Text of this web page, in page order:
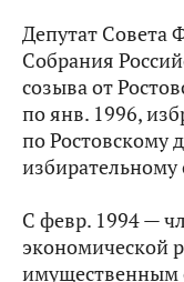
Депутат Совета
Собрания
созыва от
по янв. 1996,
по Ростовскому
С февр. 1994 —
экономической